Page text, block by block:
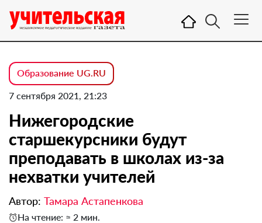
Образование UG.RU
7 сентября 2021, 21:23
Нижегородские
старшекурсники будут
преподавать в школах из-за
нехватки учителей
Автор: Тамара Астапенкова
На чтение: ≈ 2 мин.